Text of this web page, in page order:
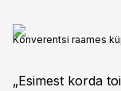
Konverentsi raames
„Esimest korda